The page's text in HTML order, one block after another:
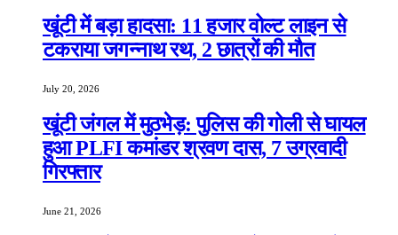
खूंटी में बड़ा हादसा: 11 हजार वोल्ट लाइन से
टकराया जगन्नाथ रथ, 2 छात्रों की मौत
July 20, 2026
खूंटी जंगल में मुठभेड़: पुलिस की गोली से घायल
हुआ PLFI कमांडर श्रवण दास, 7 उग्रवादी
गिरफ्तार
June 21, 2026